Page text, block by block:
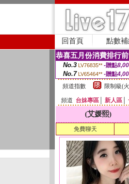
回首頁 點數
恭喜五月份消費排行
No.3 LV76835** -贈點
No.7 LV65464** -贈點
頻道指數
限制級(
頻道 台妹專區 新人區
(艾媛熙)
免費聊天